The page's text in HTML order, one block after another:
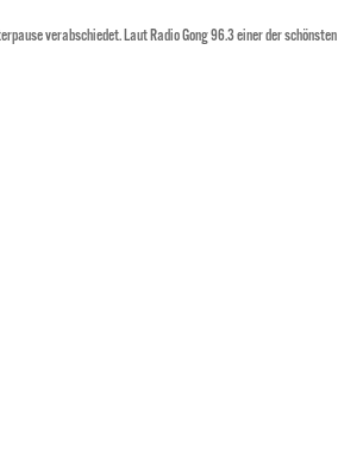
verabschiedet. Laut Radio Gong 96.3 einer der schönsten